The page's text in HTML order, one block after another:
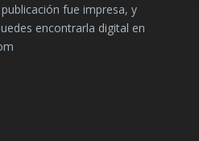
fue impresa, y
encontrarla digital en